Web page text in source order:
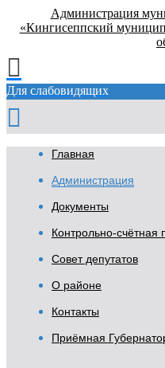
Администрация
«Кингисеппский
Для слабовидящих
Главная
Администрация
Документы
Контрольно-счётная
Совет депутатов
О районе
Контакты
Приёмная